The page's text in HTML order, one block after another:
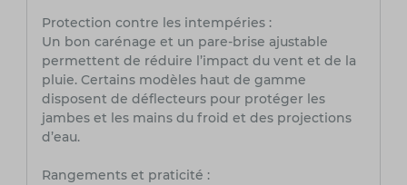
Protection contre les intempéries :
Un bon carénage et un pare-brise ajustable
permettent de réduire l’impact du vent et de la
pluie. Certains modèles haut de gamme
disposent de déflecteurs pour protéger les
jambes et les mains du froid et des projections
d’eau.
Rangements et praticité :